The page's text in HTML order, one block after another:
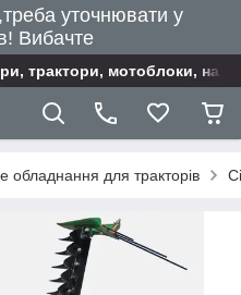
уточнювати у
Вибачте
трактори, мотоблоки,
обладнання для тракторів